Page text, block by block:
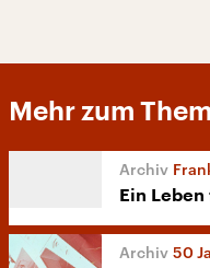
Mehr zum
Ein
50